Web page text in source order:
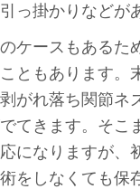
っ掛かりなどが
ケースもあるた
ともあります。
がれ落ち関節ネ
てきます。そこ
になりますが、
をしなくても保